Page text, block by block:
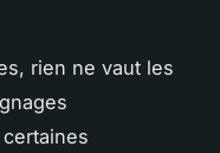
rien ne vaut les